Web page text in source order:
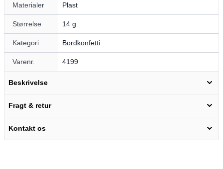
Materialer Plast
Størrelse 14 g
Kategori Bordkonfetti
Varenr. 4199
Beskrivelse
Fragt & retur
Kontakt os